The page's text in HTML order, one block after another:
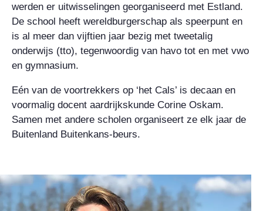
werden er uitwisselingen georganiseerd met Estland.
De school heeft wereldburgerschap als speerpunt en
is al meer dan vijftien jaar bezig met tweetalig
onderwijs (tto), tegenwoordig van havo tot en met vwo
en gymnasium.
Eén van de voortrekkers op ‘het Cals’ is decaan en
voormalig docent aardrijkskunde Corine Oskam.
Samen met andere scholen organiseert ze elk jaar de
Buitenland Buitenkans-beurs.